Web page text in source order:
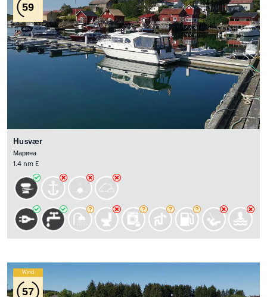
59
Husvær
Марина
1.4 nm E
Wind
57